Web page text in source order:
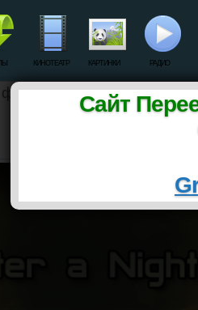
КИНОТЕАТР КАРТИНКИ РАДИО
Сайт
After a night 2.